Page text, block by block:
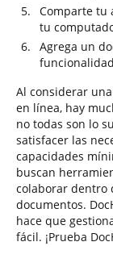
Comparte tu
tu
Agrega un
Al considerar
en línea, hay
no todas son lo
satisfacer las
capacidades
buscan
colaborar dentro
documentos.
hace que
fácil. ¡Prueba